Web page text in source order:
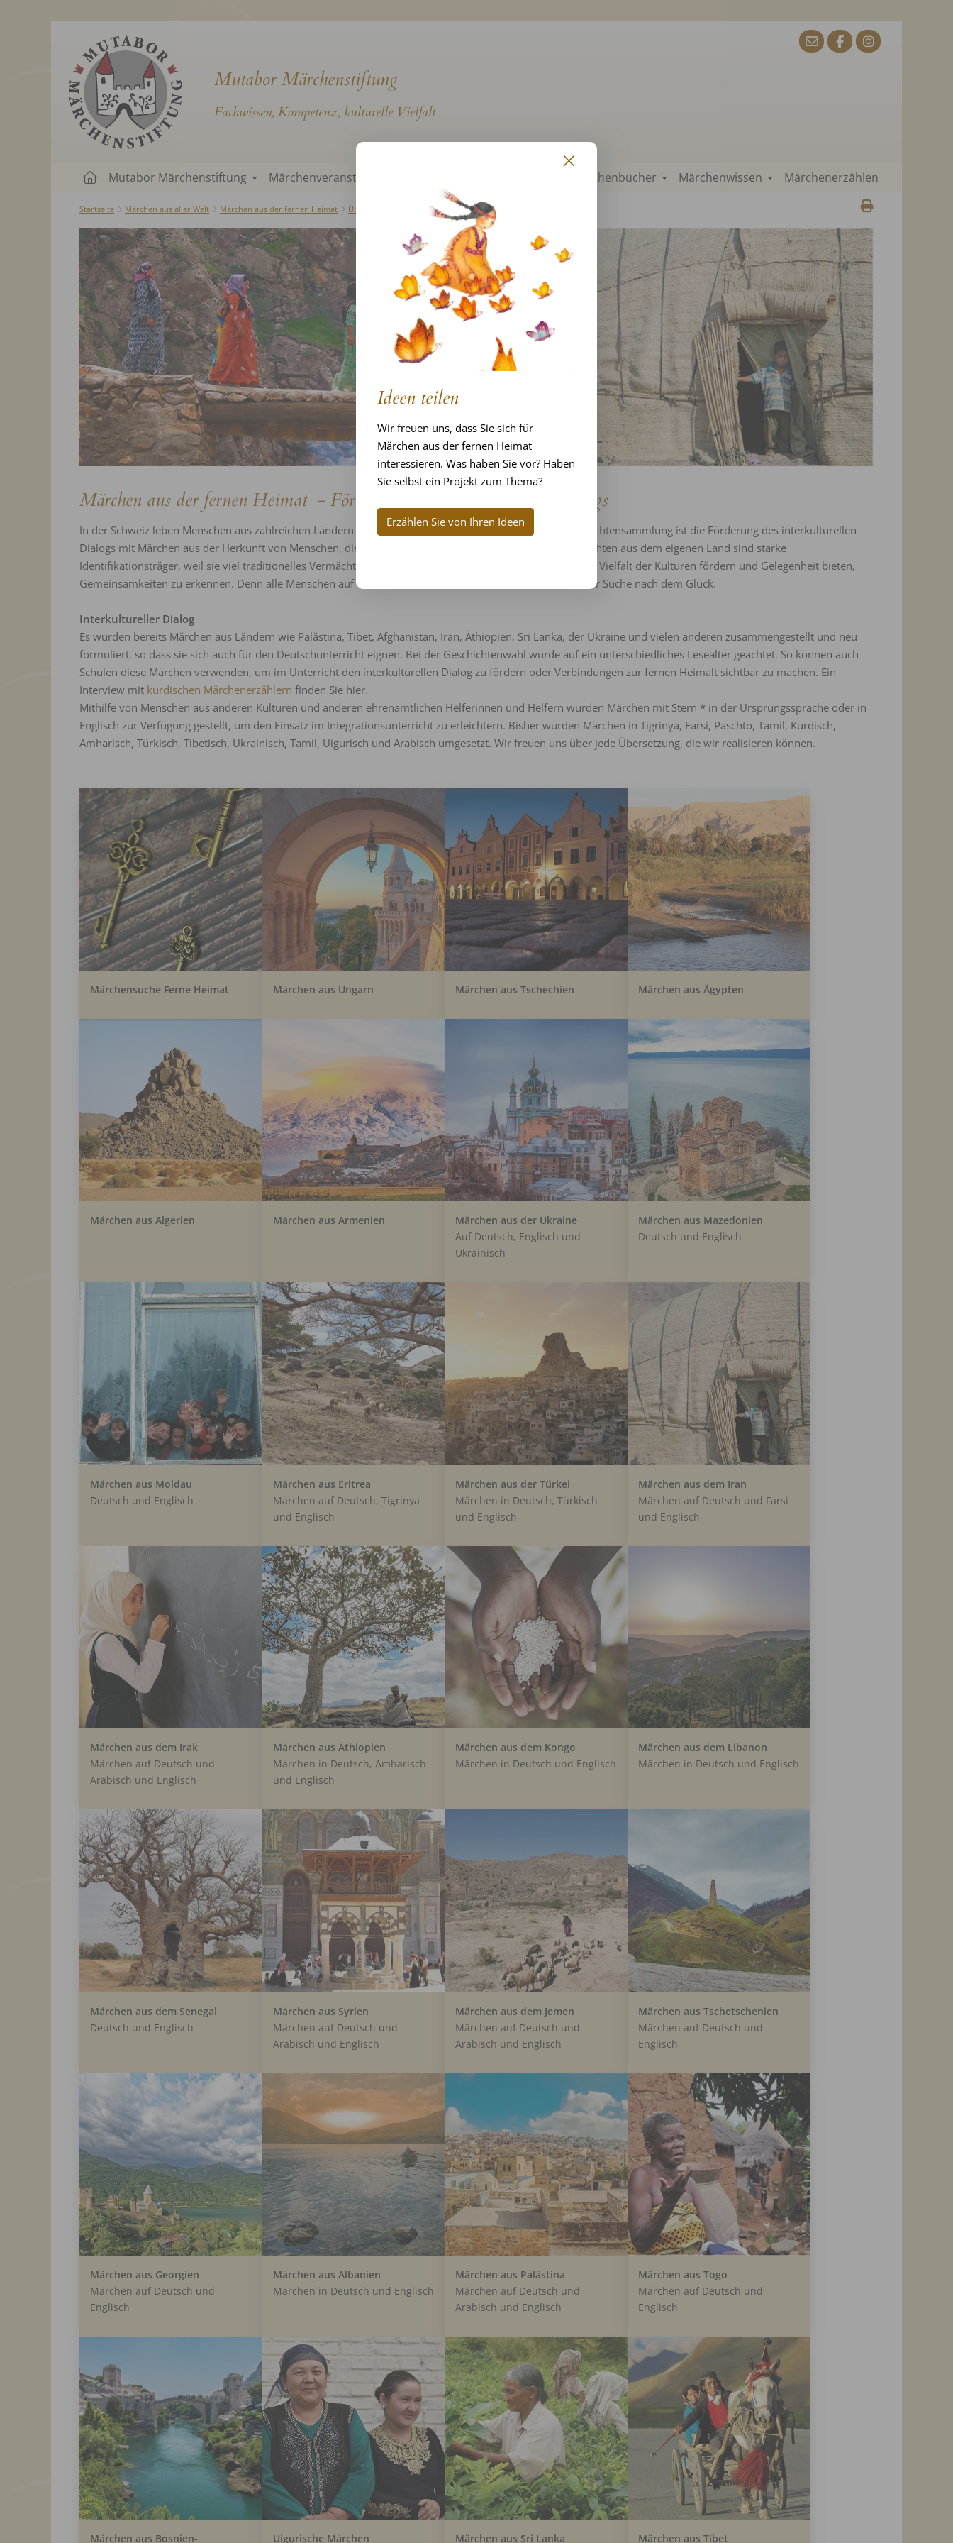
Mutabor Märchenstiftung
Fachwissen, Kompetenz, kulturelle Vielfalt
Mutabor Märchenstiftung Märchenveranstaltungen Märchenbücher Märchenwissen Märchenerzählen
Startseite Märchen aus aller Welt Märchen aus der fernen Heimat Übersicht
Märchen aus der fernen Heimat - Förderung des interkulturellen Dialogs
In der Schweiz leben Menschen aus zahlreichen Ländern und Kulturen. Das Ziel dieser besonderen Geschichtensammlung ist die Förderung des interkulturellen
Dialogs mit Märchen aus der Herkunft von Menschen, die hier eine neue Heimat gefunden haben. Geschichten aus dem eigenen Land sind starke
Identifikationsträger, weil sie viel traditionelles Vermächtnis bewahren. Sie können das Verständnis für die Vielfalt der Kulturen fördern und Gelegenheit bieten,
Gemeinsamkeiten zu erkennen. Denn alle Menschen auf der Welt, so erzählen es die Märchen, sind auf der Suche nach dem Glück.
Interkultureller Dialog
Es wurden bereits Märchen aus Ländern wie Palästina, Tibet, Afghanistan, Iran, Äthiopien, Sri Lanka, der Ukraine und vielen anderen zusammengestellt und neu
formuliert, so dass sie sich auch für den Deutschunterricht eignen. Bei der Geschichtenwahl wurde auf ein unterschiedliches Lesealter geachtet. So können auch
Schulen diese Märchen verwenden, um im Unterricht den interkulturellen Dialog zu fördern oder Verbindungen zur fernen Heimalt sichtbar zu machen. Ein
Interview mit kurdischen Märchenerzählern finden Sie hier.
Mithilfe von Menschen aus anderen Kulturen und anderen ehrenamtlichen Helferinnen und Helfern wurden Märchen mit Stern * in der Ursprungssprache oder in
Englisch zur Verfügung gestellt, um den Einsatz im Integrationsunterricht zu erleichtern. Bisher wurden Märchen in Tigrinya, Farsi, Paschto, Tamil, Kurdisch,
Amharisch, Türkisch, Tibetisch, Ukrainisch, Tamil, Uigurisch und Arabisch umgesetzt. Wir freuen uns über jede Übersetzung, die wir realisieren können.
Ideen teilen
Wir freuen uns, dass Sie sich für
Märchen aus der fernen Heimat
interessieren. Was haben Sie vor? Haben
Sie selbst ein Projekt zum Thema?
Erzählen Sie von Ihren Ideen
Märchensuche Ferne Heimat Märchen aus Ungarn Märchen aus Tschechien Märchen aus Ägypten
Märchen aus Algerien Märchen aus Armenien
Märchen aus der Ukraine
Auf Deutsch, Englisch und
Ukrainisch
Märchen aus Mazedonien
Deutsch und Englisch
Märchen aus Moldau
Deutsch und Englisch
Märchen aus Eritrea
Märchen auf Deutsch, Tigrinya
und Englisch
Märchen aus der Türkei
Märchen in Deutsch, Türkisch
und Englisch
Märchen aus dem Iran
Märchen auf Deutsch und Farsi
und Englisch
Märchen aus dem Irak
Märchen auf Deutsch und
Arabisch und Englisch
Märchen aus Äthiopien
Märchen in Deutsch, Amharisch
und Englisch
Märchen aus dem Kongo
Märchen in Deutsch und Englisch
Märchen aus dem Libanon
Märchen in Deutsch und Englisch
Märchen aus dem Senegal
Deutsch und Englisch
Märchen aus Syrien
Märchen auf Deutsch und
Arabisch und Englisch
Märchen aus dem Jemen
Märchen auf Deutsch und
Arabisch und Englisch
Märchen aus Tschetschenien
Märchen auf Deutsch und
Englisch
Märchen aus Georgien
Märchen auf Deutsch und
Englisch
Märchen aus Albanien
Märchen in Deutsch und Englisch
Märchen aus Palästina
Märchen auf Deutsch und
Arabisch und Englisch
Märchen aus Togo
Märchen auf Deutsch und
Englisch
Märchen aus Bosnien- Uigurische Märchen Märchen aus Sri Lanka Märchen aus Tibet